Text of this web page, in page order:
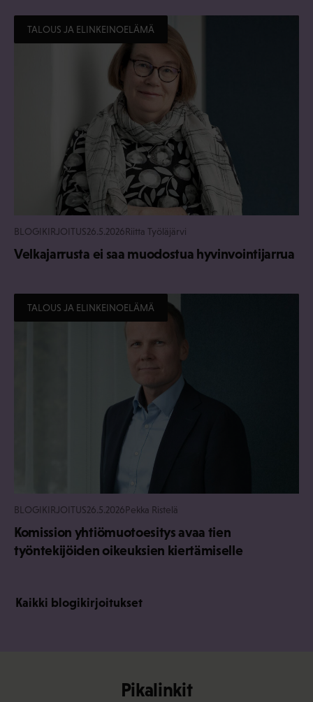
TALOUS JA ELINKEINOELÄMÄ
BLOGIKIRJOITUS26.5.2026Riitta Työläjärvi
Velkajarrusta ei saa muodostua hyvinvointijarrua
TALOUS JA ELINKEINOELÄMÄ
BLOGIKIRJOITUS26.5.2026Pekka Ristelä
Komission yhtiömuotoesitys avaa tien
työntekijöiden oikeuksien kiertämiselle
Kaikki blogikirjoitukset
Pikalinkit